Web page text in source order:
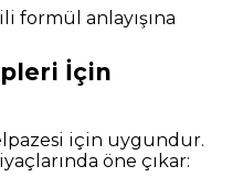
formül anlayışına
İçin
için uygundur.
öne çıkar: